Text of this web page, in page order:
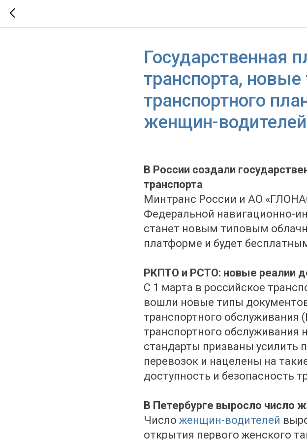
Государственная
транспорта,
транспортного
женщин-водителей
В России создали
транспорта
Минтранс России и АО
Федеральной навигационно-
станет новым типовым
платформе и будет
РКПТО и РСТО: новые реалии
С 1 марта в российское
вошли новые типы
транспортного
транспортного
стандарты призваны усилить
перевозок и нацелены на
доступность и безопасность
В Петербурге выросло число
Число женщин-водителей
открытия первого женского